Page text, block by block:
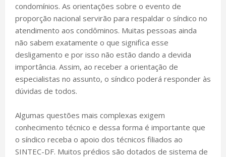
condomínios. As orientações sobre o evento de
proporção nacional servirão para respaldar o síndico no
atendimento aos condôminos. Muitas pessoas ainda
não sabem exatamente o que significa esse
desligamento e por isso não estão dando a devida
importância. Assim, ao receber a orientação de
especialistas no assunto, o síndico poderá responder às
dúvidas de todos.
Algumas questões mais complexas exigem
conhecimento técnico e dessa forma é importante que
o síndico receba o apoio dos técnicos filiados ao
SINTEC-DF. Muitos prédios são dotados de sistema de